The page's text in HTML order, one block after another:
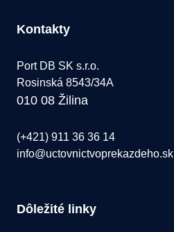
Kontakty
Port DB SK s.r.o.
Rosinská 8543/34A
010 08 Žilina
(+421) 911 36 36 14
info@uctovnictvoprekazdeho.sk
Dôležité linky